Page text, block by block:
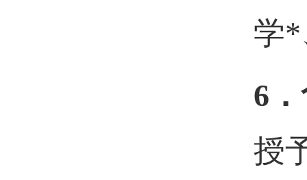
学*
6．
授